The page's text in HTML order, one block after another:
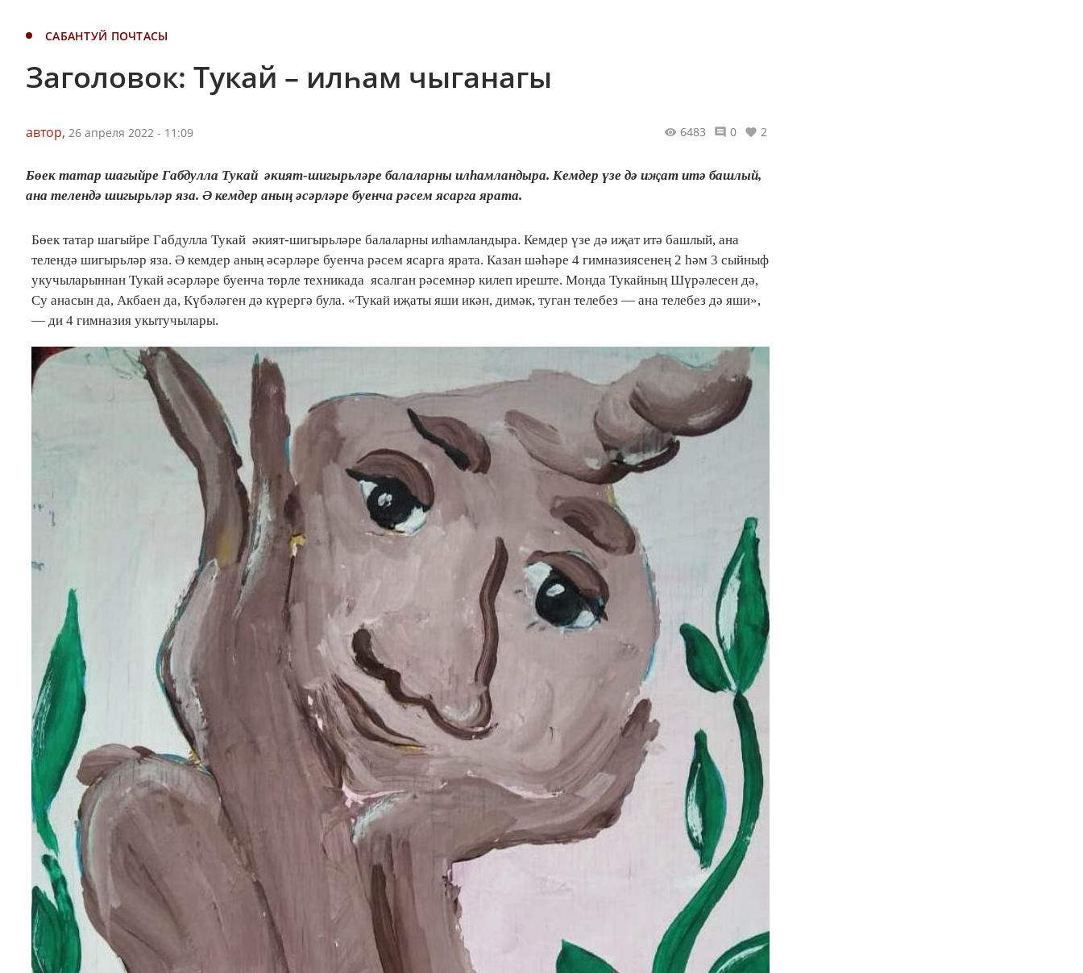
САБАНТУЙ ПОЧТАСЫ
Заголовок: Тукай – илһам чыганагы
автор, 26 апреля 2022 - 11:09 6483 0 2
Бөек татар шагыйре Габдулла Тукай әкият-шигырьләре балаларны илһамландыра. Кемдер үзе дә иҗат итә башлый,
ана телендә шигырьләр яза. Ә кемдер аның әсәрләре буенча рәсем ясарга ярата.
Бөек татар шагыйре Габдулла Тукай әкият-шигырьләре балаларны илһамландыра. Кемдер үзе дә иҗат итә башлый, ана
телендә шигырьләр яза. Ә кемдер аның әсәрләре буенча рәсем ясарга ярата. Казан шәһәре 4 гимназиясенең 2 һәм 3 сыйныф
укучыларыннан Тукай әсәрләре буенча төрле техникада ясалган рәсемнәр килеп иреште. Монда Тукайның Шүрәлесен дә,
Су анасын да, Акбаен да, Күбәләген дә күрергә була. «Тукай иҗаты яши икән, димәк, туган телебез — ана телебез дә яши»,
— ди 4 гимназия укытучылары.